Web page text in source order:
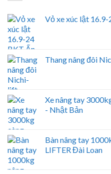
Vỏ xe xúc lật
Thang nâng đôi
Xe nâng tay
- Nhật Bản
Bàn nâng tay
LIFTER Đài Loan